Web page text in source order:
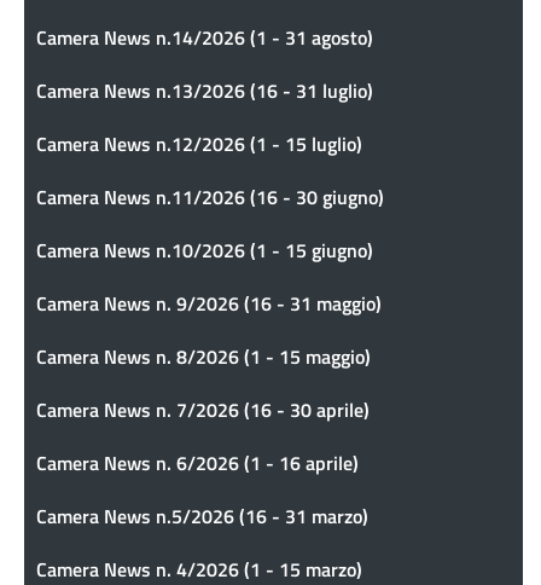
Camera News n.14/2026 (1 - 31 agosto)
Camera News n.13/2026 (16 - 31 luglio)
Camera News n.12/2026 (1 - 15 luglio)
Camera News n.11/2026 (16 - 30 giugno)
Camera News n.10/2026 (1 - 15 giugno)
Camera News n. 9/2026 (16 - 31 maggio)
Camera News n. 8/2026 (1 - 15 maggio)
Camera News n. 7/2026 (16 - 30 aprile)
Camera News n. 6/2026 (1 - 16 aprile)
Camera News n.5/2026 (16 - 31 marzo)
Camera News n. 4/2026 (1 - 15 marzo)